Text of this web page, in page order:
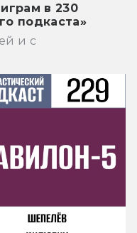
в 230
подкаста»
и с